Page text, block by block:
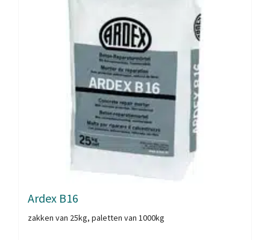
Ardex B16
zakken van 25kg, paletten van 1000kg